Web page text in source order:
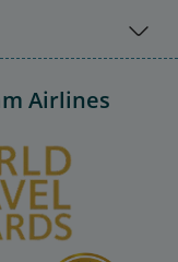
Airlines